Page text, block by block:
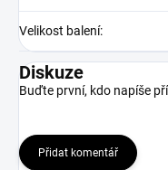
Velikost balení:
Diskuze
Buďte první, kdo napíše
Přidat komentář